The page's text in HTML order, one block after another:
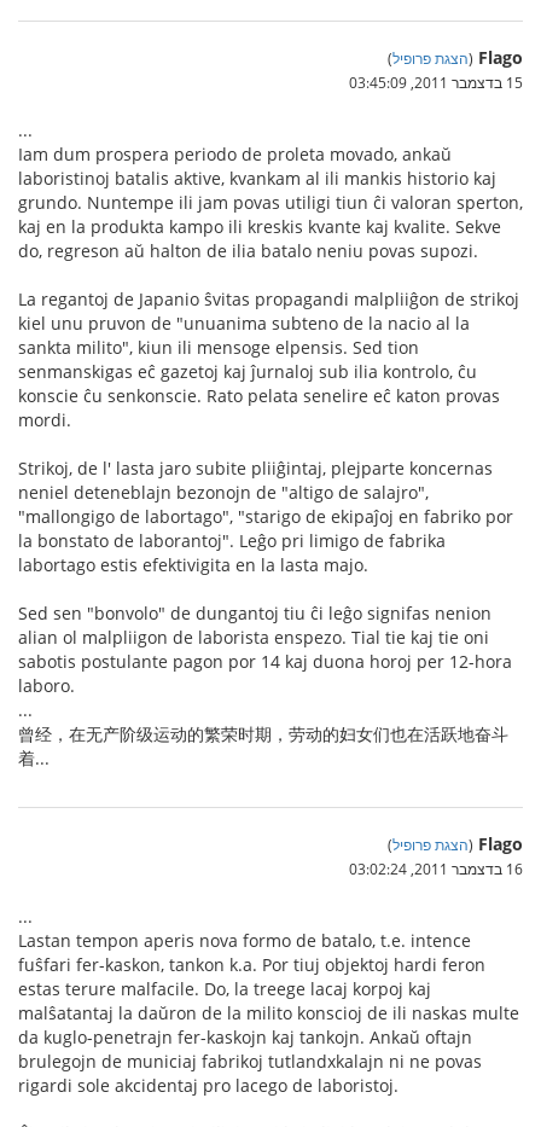
Flago
(הצגת פרופיל)
15 בדצמבר 2011, 03:45:09
...
Iam dum prospera periodo de proleta movado, ankaŭ
laboristinoj batalis aktive, kvankam al ili mankis historio kaj
grundo. Nuntempe ili jam povas utiligi tiun ĉi valoran sperton,
kaj en la produkta kampo ili kreskis kvante kaj kvalite. Sekve
do, regreson aŭ halton de ilia batalo neniu povas supozi.
La regantoj de Japanio ŝvitas propagandi malpliiĝon de strikoj
kiel unu pruvon de "unuanima subteno de la nacio al la
sankta milito", kiun ili mensoge elpensis. Sed tion
senmanskigas eĉ gazetoj kaj ĵurnaloj sub ilia kontrolo, ĉu
konscie ĉu senkonscie. Rato pelata senelire eĉ katon provas
mordi.
Strikoj, de l' lasta jaro subite pliiĝintaj, plejparte koncernas
neniel deteneblajn bezonojn de "altigo de salajro",
"mallongigo de labortago", "starigo de ekipaĵoj en fabriko por
la bonstato de laborantoj". Leĝo pri limigo de fabrika
labortago estis efektivigita en la lasta majo.
Sed sen "bonvolo" de dungantoj tiu ĉi leĝo signifas nenion
alian ol malpliigon de laborista enspezo. Tial tie kaj tie oni
sabotis postulante pagon por 14 kaj duona horoj per 12-hora
laboro.
...
曾经，在无产阶级运动的繁荣时期，劳动的妇女们也在活跃地奋斗
着...
Flago
(הצגת פרופיל)
16 בדצמבר 2011, 03:02:24
...
Lastan tempon aperis nova formo de batalo, t.e. intence
fuŝfari fer-kaskon, tankon k.a. Por tiuj objektoj hardi feron
estas terure malfacile. Do, la treege lacaj korpoj kaj
malŝatantaj la daŭron de la milito konscioj de ili naskas multe
da kuglo-penetrajn fer-kaskojn kaj tankojn. Ankaŭ oftajn
brulegojn de municiaj fabrikoj tutlandxkalajn ni ne povas
rigardi sole akcidentaj pro lacego de laboristoj.